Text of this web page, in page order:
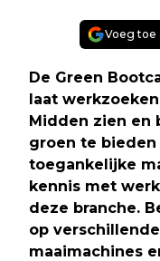
Voeg toe
De Green
laat
Midden zien en
groen te bieden
toegankelijke
kennis met
deze branche.
op
maaimachines